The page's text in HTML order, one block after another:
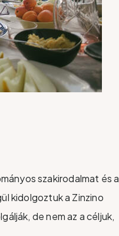
szakirodalmat és a
kidolgoztuk a Zinzino
de nem az a céljuk,